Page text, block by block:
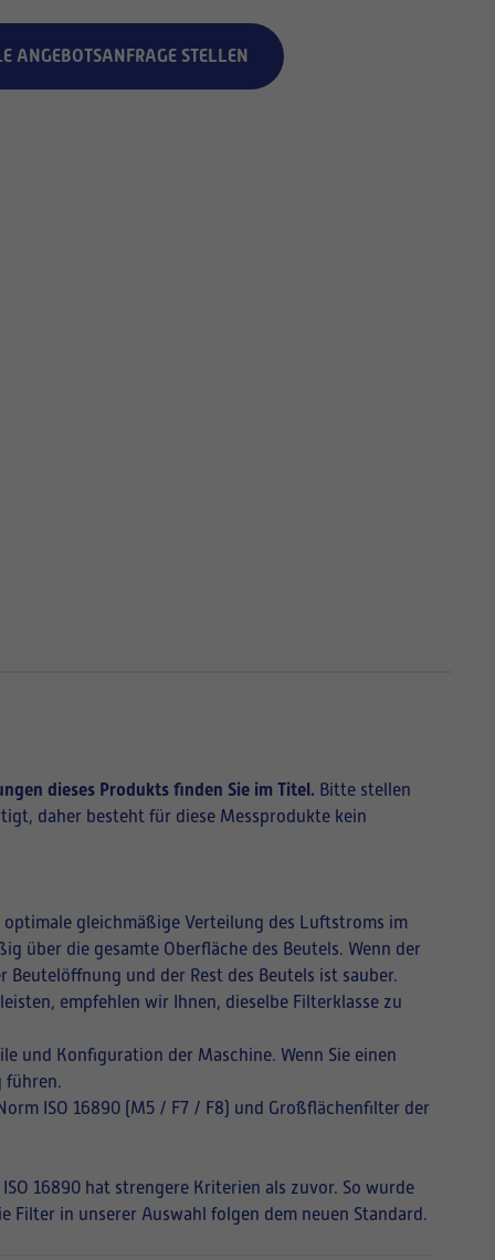
ANGEBOTSANFRAGE STELLEN
dieses Produkts finden Sie im Titel. Bitte stellen
daher besteht für diese Messprodukte kein
gleichmäßige Verteilung des Luftstroms im
über die gesamte Oberfläche des Beutels. Wenn der
und der Rest des Beutels ist sauber.
empfehlen wir Ihnen, dieselbe Filterklasse zu
und Konfiguration der Maschine. Wenn Sie einen
führen.
ISO 16890 (M5 / F7 / F8) und Großflächenfilter der
16890 hat strengere Kriterien als zuvor. So wurde
Filter in unserer Auswahl folgen dem neuen Standard.